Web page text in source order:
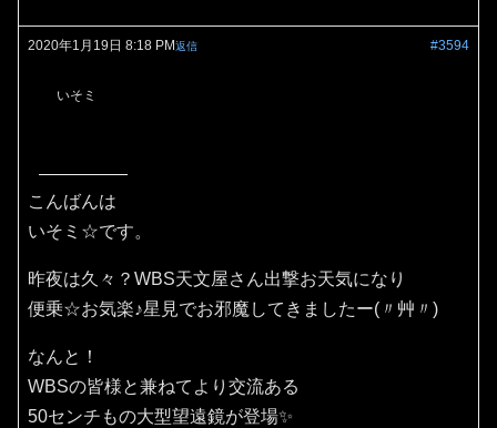
2020年1月19日 8:18 PM #3594
返信
いそミ
こんばんは
いそミ☆です。
昨夜は久々？WBS天文屋さん出撃お天気になり
便乗☆お気楽♪星見でお邪魔してきましたー(〃艸〃)
なんと！
WBSの皆様と兼ねてより交流ある
50センチもの大型望遠鏡が登場✨